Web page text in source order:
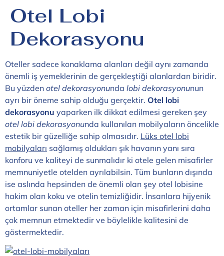
Otel Lobi
Dekorasyonu
Oteller sadece konaklama alanları değil aynı zamanda
önemli iş yemeklerinin de gerçekleştiği alanlardan biridir.
Bu yüzden otel dekorasyonunda lobi dekorasyonunun
ayrı bir öneme sahip olduğu gerçektir. Otel lobi
dekorasyonu yaparken ilk dikkat edilmesi gereken şey
otel lobi dekorasyonunda kullanılan mobilyaların öncelikle
estetik bir güzelliğe sahip olmasıdır. Lüks otel lobi
mobilyaları sağlamış oldukları şık havanın yanı sıra
konforu ve kaliteyi de sunmalıdır ki otele gelen misafirler
memnuniyetle otelden ayrılabilsin. Tüm bunların dışında
ise aslında hepsinden de önemli olan şey otel lobisine
hakim olan koku ve otelin temizliğidir. İnsanlara hijyenik
ortamlar sunan oteller her zaman için misafirlerini daha
çok memnun etmektedir ve böylelikle kalitesini de
göstermektedir.